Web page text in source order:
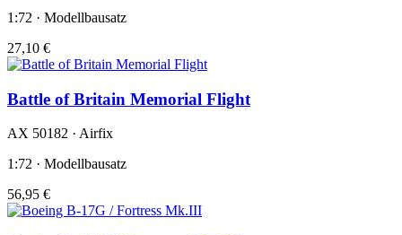
1:72 · Modellbausatz
27,10 €
Battle of Britain Memorial Flight
AX 50182 · Airfix
1:72 · Modellbausatz
56,95 €